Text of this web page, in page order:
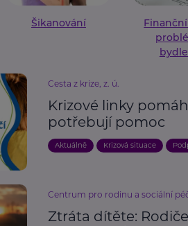
Šikanování
Cesta z krize, z. ú.
Krizové linky
potřebují pomoc
Aktuálně Krizová situace
Centrum pro rodinu a sociální
Ztráta dítěte: